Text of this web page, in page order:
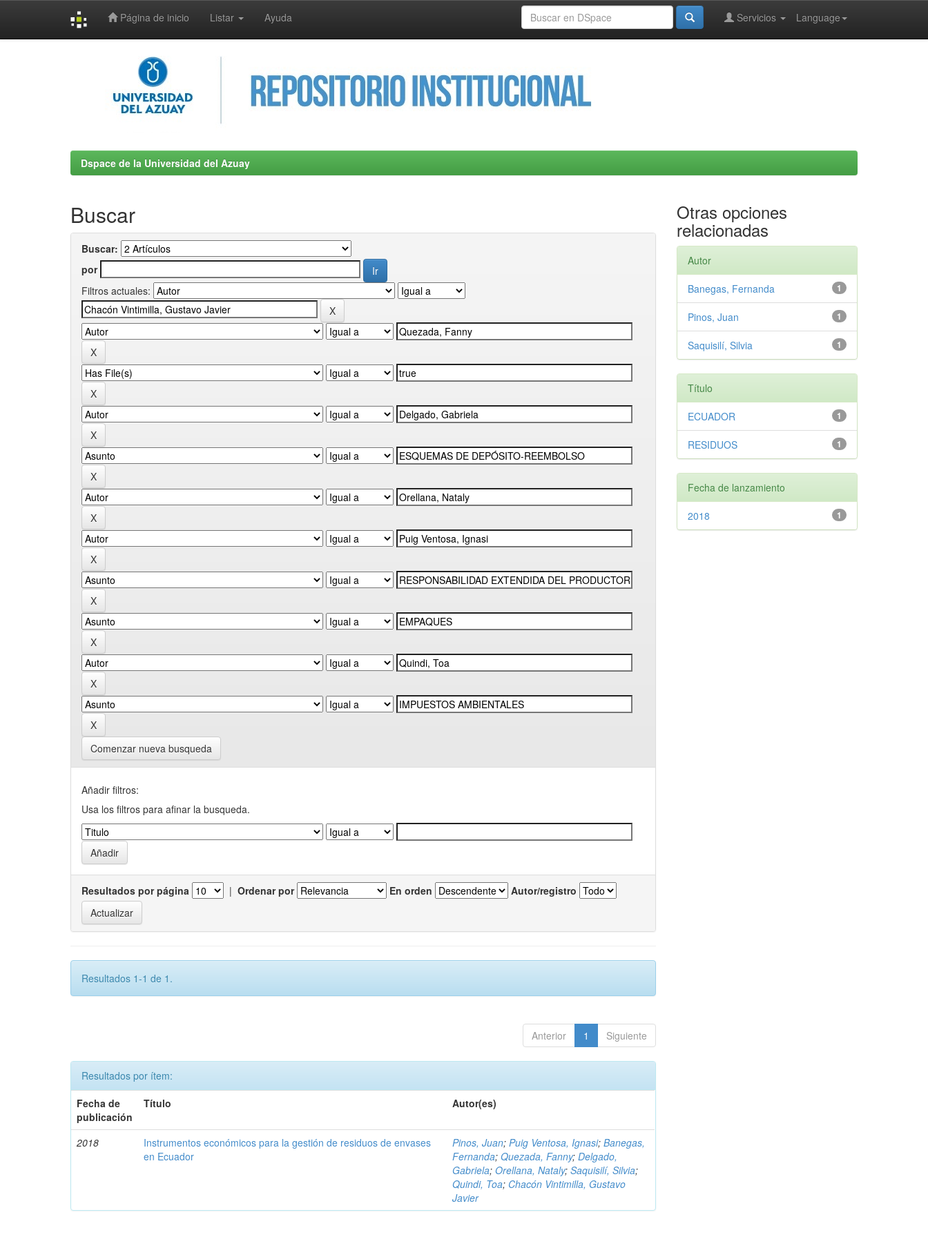
Página de inicio Listar Ayuda Language
Servicios
Dspace de la Universidad del Azuay
Buscar
Buscar:
por
Filtros actuales:
Comenzar nueva busqueda
Añadir filtros:
Usa los filtros para afinar la busqueda.
Resultados por página | Ordenar por En orden Autor/registro
Resultados 1-1 de 1.
Anterior 1 Siguiente
Resultados por ítem:
Fecha de
publicación
Título Autor(es)
2018
Instrumentos económicos para la gestión de residuos de envases
en Ecuador
Pinos, Juan;Puig Ventosa, Ignasi;Banegas,
Fernanda;Quezada, Fanny;Delgado,
Gabriela;Orellana, Nataly;Saquisilí, Silvia;
Quindi, Toa; Chacón Vintimilla, Gustavo
Javier
Otras opciones
relacionadas
Autor
1
Banegas, Fernanda
1
Pinos, Juan
1
Saquisilí, Silvia
Título
1
ECUADOR
1
RESIDUOS
Fecha de lanzamiento
1
2018